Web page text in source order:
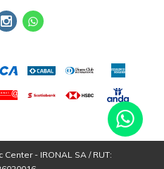
 
- IRONAL SA / RUT: